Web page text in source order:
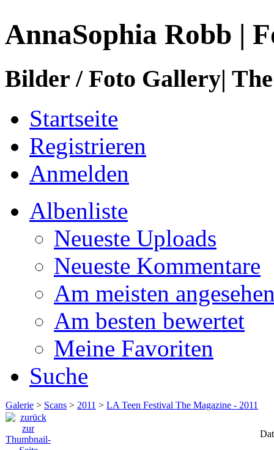
AnnaSophia Robb |
Bilder / Foto Gallery|
Startseite
Registrieren
Anmelden
Albenliste
Neueste Uploads
Neueste Kommentare
Am meisten
Am besten bewertet
Meine Favoriten
Suche
Galerie > Scans > 2011 > LA Teen Festival The Magazine - 2011